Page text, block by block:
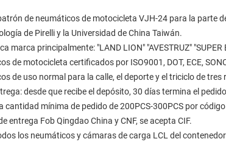
de neumáticos de motocicleta VJH-24 para la parte
de Pirelli y la Universidad de China Taiwán.
marca principalmente: "LAND LION" "AVESTRUZ"
de motocicleta certificados por ISO9001, DOT, ECE,
de uso normal para la calle, el deporte y el triciclo de
desde que recibe el depósito, 30 días termina el
cantidad mínima de pedido de 200PCS-300PCS por
entrega Fob Qingdao China y CNF, se acepta CIF.
los neumáticos y cámaras de carga LCL del